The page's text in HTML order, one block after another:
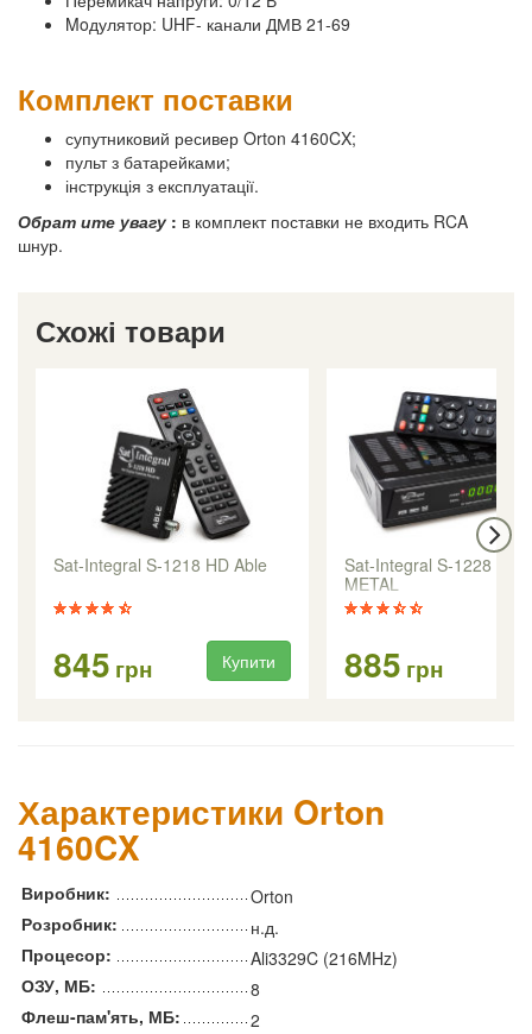
Moдулятор: UHF- канали ДМВ 21-69
Комплект поставки
супутниковий ресивер Orton 4160CX;
пульт з батарейками;
інструкція з експлуатації.
Обрат ите увагу : в комплект поставки не входить RCA
шнур.
Схожі товари
Sat-Integral S-1218 HD Able
845 грн Купити
Sat-Integral S-1228 HD
METAL
885 грн
Характеристики Orton
4160CX
Виробник:
Orton
Розробник:
н.д.
Процесор:
Ali3329C (216MHz)
ОЗУ, МБ:
8
Флеш-пам'ять, МБ:
2